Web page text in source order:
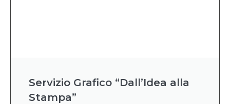
Servizio Grafico “Dall’Idea alla
Stampa”